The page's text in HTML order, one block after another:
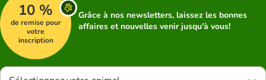
10 %
de remise pour
votre
inscription
Grâce à nos newsletters, laissez les bonnes
affaires et nouvelles venir jusqu'à vous!